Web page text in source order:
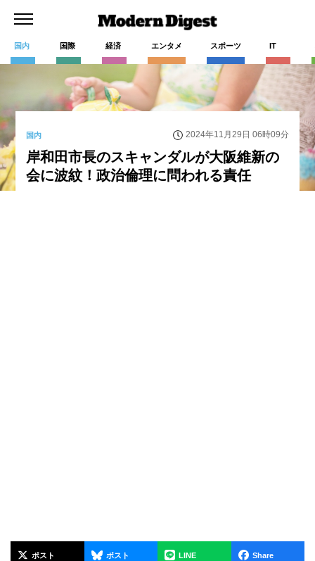
国内 国際 経済 エンタメ スポーツ IT
国内 2024年11月29日 06時09分
岸和田市長のスキャンダルが大阪維新の
会に波紋！政治倫理に問われる責任
ポスト ポスト LINE Share